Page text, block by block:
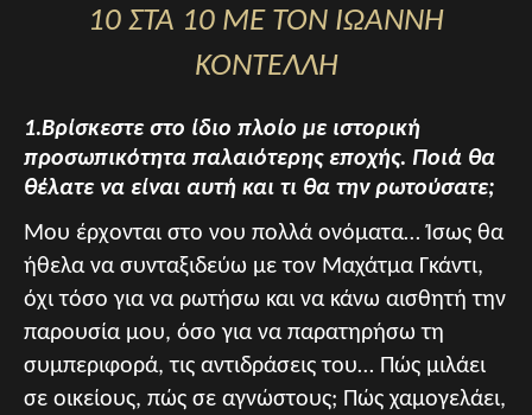
10 ΣΤΑ 10 ΜΕ ΤΟΝ ΙΩΑΝΝΗ
ΚΟΝΤΕΛΛΗ
1.Βρίσκεστε στο ίδιο πλοίο με ιστορική
προσωπικότητα παλαιότερης εποχής. Ποιά θα
θέλατε να είναι αυτή και τι θα την ρωτούσατε;
Μου έρχονται στο νου πολλά ονόματα… Ίσως θα
ήθελα να συνταξιδεύω με τον Μαχάτμα Γκάντι,
όχι τόσο για να ρωτήσω και να κάνω αισθητή την
παρουσία μου, όσο για να παρατηρήσω τη
συμπεριφορά, τις αντιδράσεις του… Πώς μιλάει
σε οικείους, πώς σε αγνώστους; Πώς χαμογελάει,